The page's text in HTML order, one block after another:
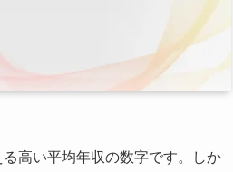
高い平均年収の数字です。しか